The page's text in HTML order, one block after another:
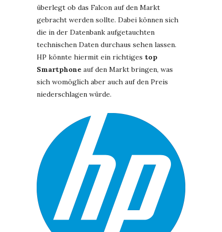
überlegt ob das Falcon auf den Markt
gebracht werden sollte. Dabei können sich
die in der Datenbank aufgetauchten
technischen Daten durchaus sehen lassen.
HP könnte hiermit ein richtiges top
Smartphone auf den Markt bringen, was
sich womöglich aber auch auf den Preis
niederschlagen würde.